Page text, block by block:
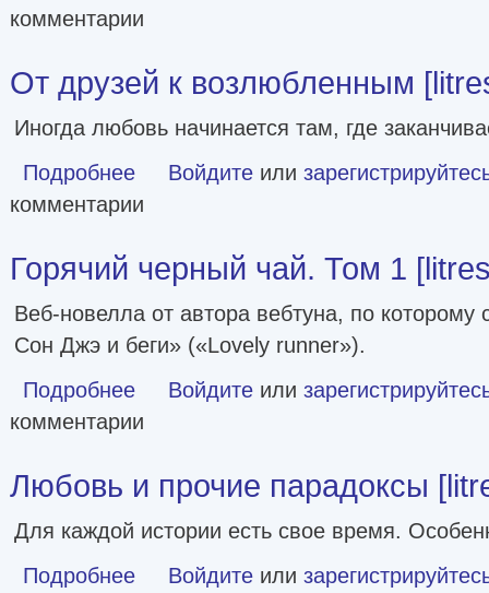
комментарии
От друзей к возлюбленным
Иногда любовь начинается там, где
Подробнее о От друзей к возлюбленным [litres]
Войдите или
комментарии
Горячий черный чай. Том 1
Веб-новелла от автора вебтуна, по которому
Сон Джэ и беги» («Lovely runner»).
Подробнее о Горячий черный чай. Том 1 [litres]
Войдите или
комментарии
Любовь и прочие парадоксы
Для каждой истории есть свое время.
Подробнее о Любовь и прочие парадоксы [litres]
Войдите или